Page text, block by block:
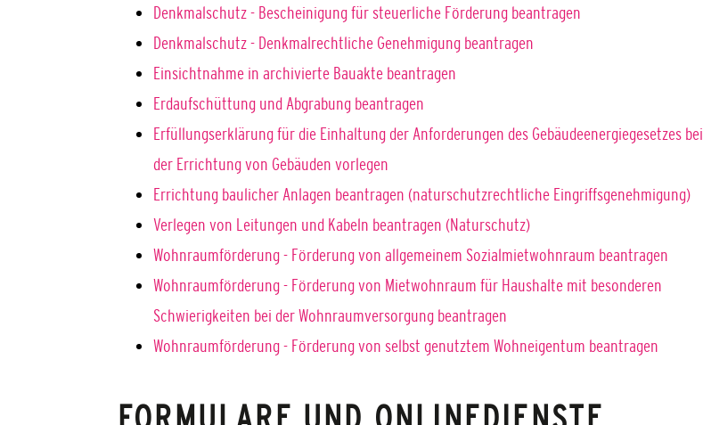
Denkmalschutz - Bescheinigung für steuerliche Förderung beantragen
Denkmalschutz - Denkmalrechtliche Genehmigung beantragen
Einsichtnahme in archivierte Bauakte beantragen
Erdaufschüttung und Abgrabung beantragen
Erfüllungserklärung für die Einhaltung der Anforderungen des Gebäudeenergiegesetzes bei
der Errichtung von Gebäuden vorlegen
Errichtung baulicher Anlagen beantragen (naturschutzrechtliche Eingriffsgenehmigung)
Verlegen von Leitungen und Kabeln beantragen (Naturschutz)
Wohnraumförderung - Förderung von allgemeinem Sozialmietwohnraum beantragen
Wohnraumförderung - Förderung von Mietwohnraum für Haushalte mit besonderen
Schwierigkeiten bei der Wohnraumversorgung beantragen
Wohnraumförderung - Förderung von selbst genutztem Wohneigentum beantragen